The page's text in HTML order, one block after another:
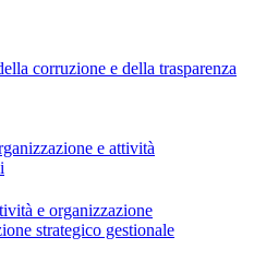
corruzione e della trasparenza
e attività
e organizzazione
strategico gestionale